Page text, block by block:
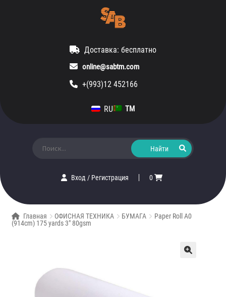
Доставка: бесплатно
online@sabtm.com
+(993)12 452166
RU TM
Вход/ Регистрация 0
Главная ОФИСНАЯ ТЕХНИКА БУМАГА
Paper Roll A0
(914cm) 175 yards 3″ 80gsm